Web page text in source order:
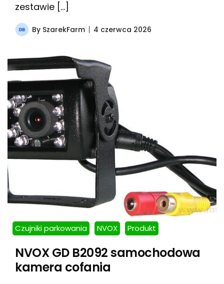
zestawie […]
By SzarekFarm 4 czerwca 2026
Czujniki parkowania NVOX Produkt
NVOX GD B2092 samochodowa
kamera cofania